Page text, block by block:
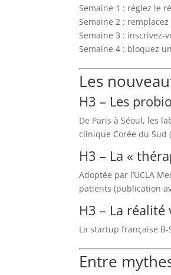
Semaine 1 : réglez le
Semaine 2 :
Semaine 3 :
Semaine 4 : bloquez
Les
H3 – Les
De Paris à Séoul, les
clinique Corée du Sud
H3 – La «
Adoptée par l’UCLA
patients (publication
H3 – La
La startup française
Entre